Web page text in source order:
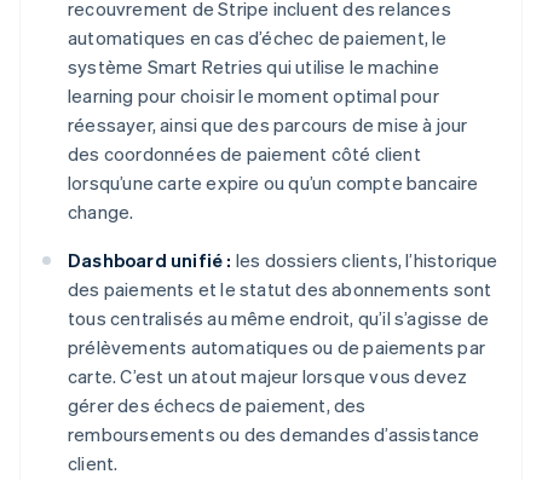
recouvrement de Stripe incluent des relances
automatiques en cas d’échec de paiement, le
système Smart Retries qui utilise le machine
learning pour choisir le moment optimal pour
réessayer, ainsi que des parcours de mise à jour
des coordonnées de paiement côté client
lorsqu’une carte expire ou qu’un compte bancaire
change.
Dashboard unifié : les dossiers clients, l’historique
des paiements et le statut des abonnements sont
tous centralisés au même endroit, qu’il s’agisse de
prélèvements automatiques ou de paiements par
carte. C’est un atout majeur lorsque vous devez
gérer des échecs de paiement, des
remboursements ou des demandes d’assistance
client.